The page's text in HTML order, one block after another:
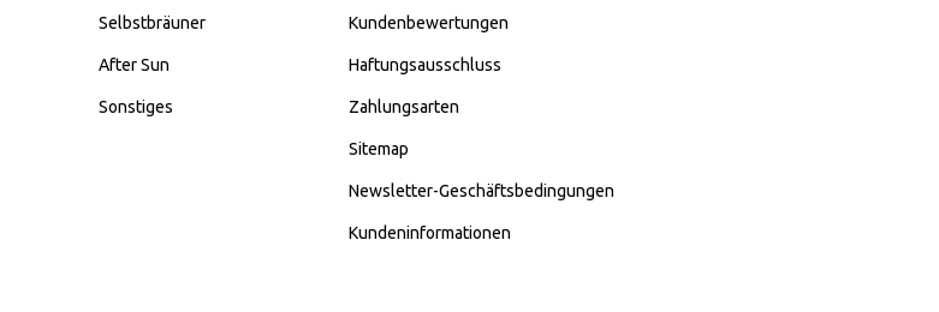
Selbstbräuner
After Sun
Sonstiges
Kundenbewertungen
Haftungsausschluss
Zahlungsarten
Sitemap
Newsletter-Geschäftsbedingungen
Kundeninformationen